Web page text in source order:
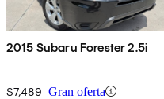
2015 Subaru Forester 2.5i
$7,489 Gran oferta